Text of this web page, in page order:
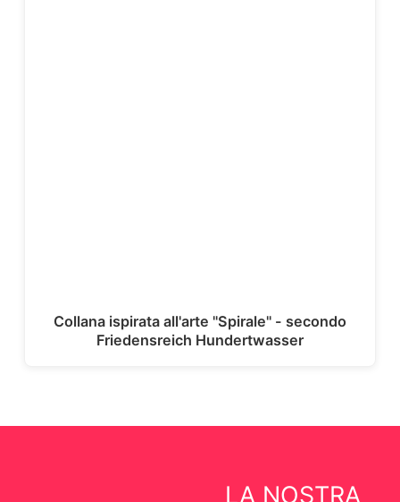
Collana ispirata all'arte "Spirale" - secondo
Friedensreich Hundertwasser
LA NOSTRA